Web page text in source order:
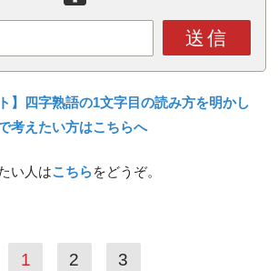
送信
ト】四字熟語の1文字目の読み方を明かし
考えたい方はこちらへ
い人はこちらをどうぞ。
1 2 3